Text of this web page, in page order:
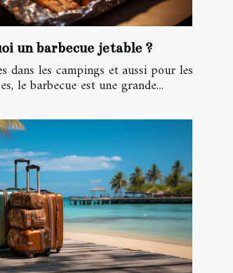
un barbecue jetable ?
dans les campings et aussi pour les
le barbecue est une grande...